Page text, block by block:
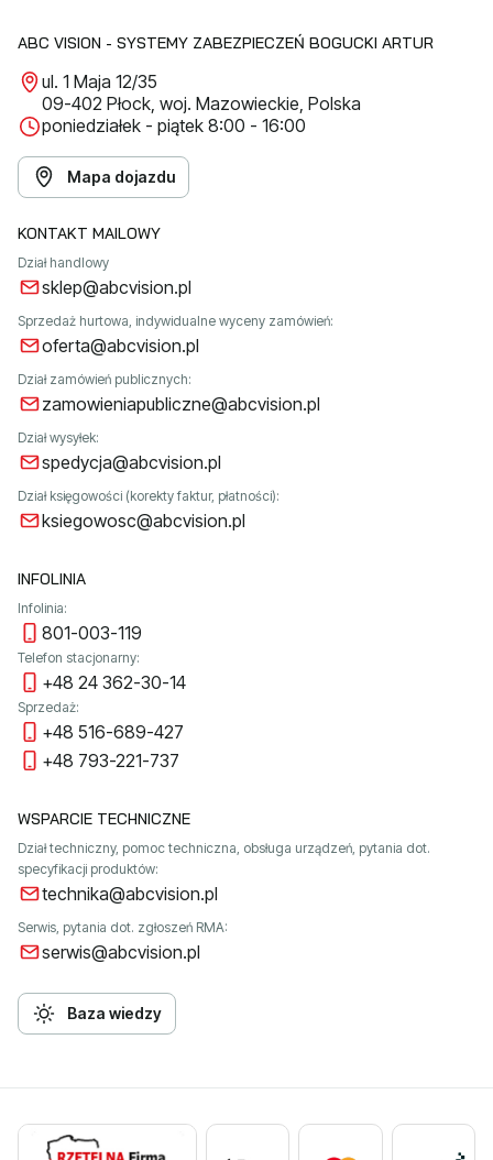
ABC VISION - SYSTEMY ZABEZPIECZEŃ BOGUCKI ARTUR
ul. 1 Maja 12/35
09-402 Płock, woj. Mazowieckie, Polska
poniedziałek - piątek 8:00 - 16:00
Mapa dojazdu
KONTAKT MAILOWY
Dział handlowy
sklep@abcvision.pl
Sprzedaż hurtowa, indywidualne wyceny zamówień:
oferta@abcvision.pl
Dział zamówień publicznych:
zamowieniapubliczne@abcvision.pl
Dział wysyłek:
spedycja@abcvision.pl
Dział księgowości (korekty faktur, płatności):
ksiegowosc@abcvision.pl
INFOLINIA
Infolinia:
801-003-119
Telefon stacjonarny:
+48 24 362-30-14
Sprzedaż:
+48 516-689-427
+48 793-221-737
WSPARCIE TECHNICZNE
Dział techniczny, pomoc techniczna, obsługa urządzeń, pytania dot.
specyfikacji produktów:
technika@abcvision.pl
Serwis, pytania dot. zgłoszeń RMA:
serwis@abcvision.pl
Baza wiedzy